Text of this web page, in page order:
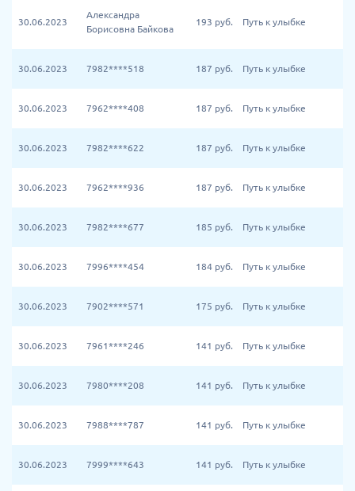
30.06.2023
Александра
Борисовна Байкова
193 руб. Путь к улыбке
30.06.2023 7982****518 187 руб. Путь к улыбке
30.06.2023 7962****408 187 руб. Путь к улыбке
30.06.2023 7982****622 187 руб. Путь к улыбке
30.06.2023 7962****936 187 руб. Путь к улыбке
30.06.2023 7982****677 185 руб. Путь к улыбке
30.06.2023 7996****454 184 руб. Путь к улыбке
30.06.2023 7902****571 175 руб. Путь к улыбке
30.06.2023 7961****246 141 руб. Путь к улыбке
30.06.2023 7980****208 141 руб. Путь к улыбке
30.06.2023 7988****787 141 руб. Путь к улыбке
30.06.2023 7999****643 141 руб. Путь к улыбке